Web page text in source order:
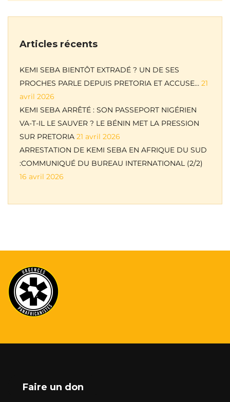
Articles récents
KEMI SEBA BIENTÔT EXTRADÉ ? UN DE SES
PROCHES PARLE DEPUIS PRETORIA ET ACCUSE… 21
avril 2026
KEMI SEBA ARRÊTÉ : SON PASSEPORT NIGÉRIEN
VA-T-IL LE SAUVER ? LE BÉNIN MET LA PRESSION
SUR PRETORIA 21 avril 2026
ARRESTATION DE KEMI SEBA EN AFRIQUE DU SUD
:COMMUNIQUÉ DU BUREAU INTERNATIONAL (2/2)
16 avril 2026
Faire un don